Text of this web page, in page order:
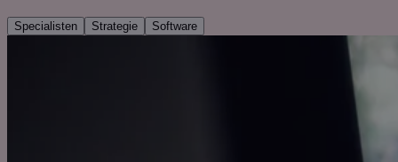
Specialisten Strategie Software